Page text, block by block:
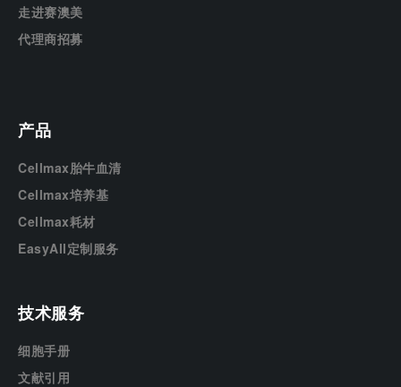
走进赛澳美
代理商招募
产品
Cellmax胎牛血清
Cellmax培养基
Cellmax耗材
EasyAll定制服务
技术服务
细胞手册
文献引用